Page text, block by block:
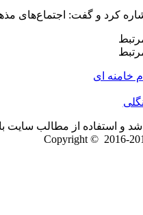
خامنه ای
استفاده از مطالب سایت با
Copyright ©